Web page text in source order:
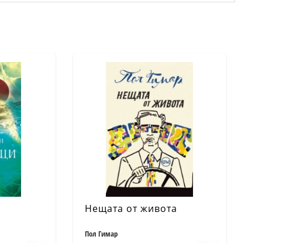
Нещата от живота
Пол Гимар